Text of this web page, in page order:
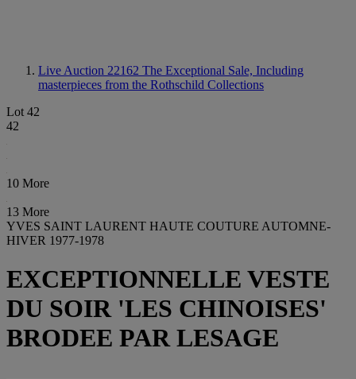
Live Auction 22162 The Exceptional Sale, Including
masterpieces from the Rothschild Collections
Lot 42
42
10 More
13 More
YVES SAINT LAURENT HAUTE COUTURE AUTOMNE-
HIVER 1977-1978
EXCEPTIONNELLE VESTE
DU SOIR 'LES CHINOISES'
BRODEE PAR LESAGE